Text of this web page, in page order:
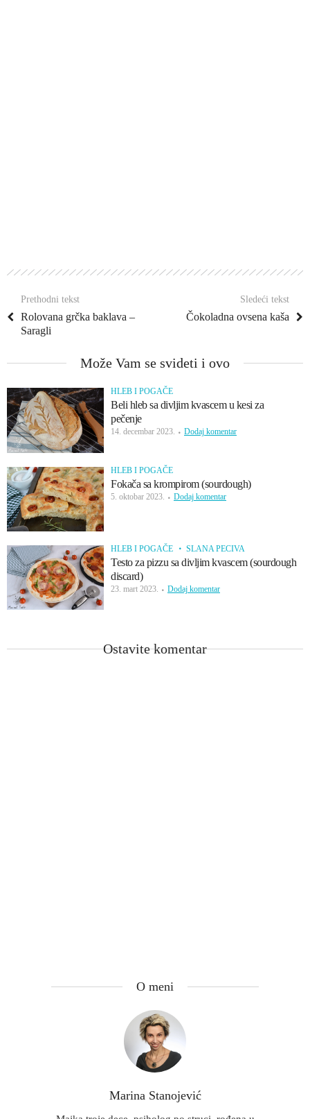
Prethodni tekst
Rolovana grčka baklava –
Saragli
Sledeći tekst
Čokoladna ovsena kaša
Može Vam se svideti i ovo
HLEB I POGAČE
Beli hleb sa divljim kvascem u kesi za
pečenje
14. decembar 2023. Dodaj komentar
HLEB I POGAČE
Fokača sa krompirom (sourdough)
5. oktobar 2023. Dodaj komentar
HLEB I POGAČE SLANA PECIVA
Testo za pizzu sa divljim kvascem (sourdough
discard)
23. mart 2023. Dodaj komentar
Ostavite komentar
O meni
Marina Stanojević